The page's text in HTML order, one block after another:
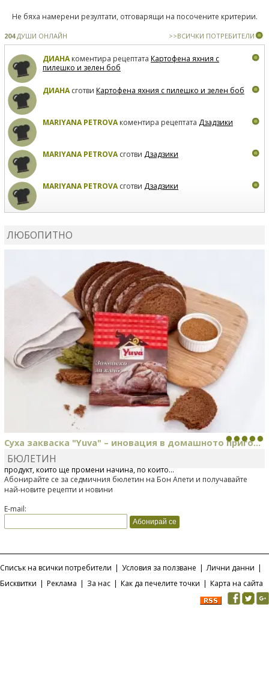
Не бяха намерени резултати, отговарящи на посочените критерии.
204ДУШИ ОНЛАЙН >>ВСИЧКИ ПОТРЕБИТЕЛИ
ДИАНАкоментира рецептата Картофена яхния с
пилешко и зелен боб
ДИАНАсготви Картофена яхния с пилешко и зелен боб
MARIYANA PETROVAкоментира рецептата Дзадзики
MARIYANA PETROVAсготви Дзадзики
MARIYANA PETROVAсготви Дзадзики
ЛЮБОПИТНО
Суха закваска "Yuva" – иновация в домашното приго...
Отскоро Лесафр България стартира предлагането на изцяло нов
продукт, който ще промени начина, по който...
БЮЛЕТИН
Абонирайте се за седмичния бюлетин на Бон Апети и получавайте
най-новите рецепти и новини
E-mail:
Списък на всички потребители | Условия за ползване | Лични данни |
Бисквитки | Реклама | За нас | Как да печелите точки | Карта на сайта